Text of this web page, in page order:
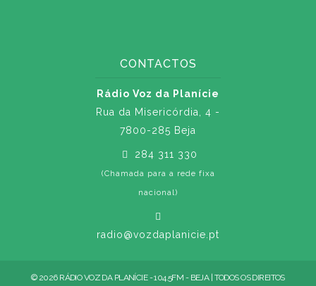
CONTACTOS
Rádio Voz da Planície
Rua da Misericórdia, 4 -
7800-285 Beja
284 311 330
(Chamada para a rede fixa
nacional)
radio@vozdaplanicie.pt
© 2026 RÁDIO VOZ DA PLANÍCIE - 104.5FM - BEJA | TODOS OS DIREITOS